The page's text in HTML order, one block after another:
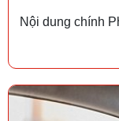
Nội dung chính